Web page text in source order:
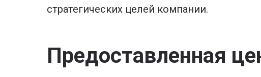
стратегических целей компании.
Предоставленная